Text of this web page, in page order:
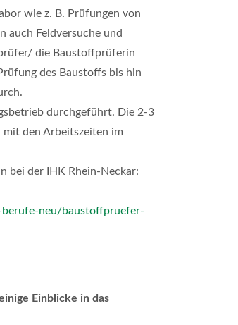
wie z. B. Prüfungen von
auch Feldversuche und
die Baustoffprüferin
des Baustoffs bis hin
durchgeführt. Die 2-3
mit den Arbeitszeiten im
bei der IHK Rhein-Neckar:
neu/baustoffpruefer-
Einblicke in das